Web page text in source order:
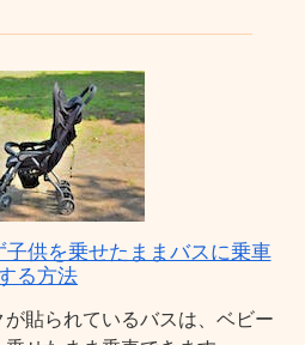
供を乗せたままバスに乗車
る方法
貼られているバスは、ベビー